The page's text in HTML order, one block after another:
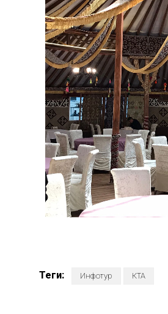
Теги: Инфотур КТА